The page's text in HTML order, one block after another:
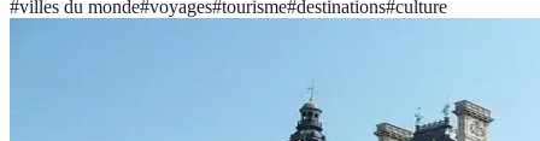
#villes du monde#voyages#tourisme#destinations#culture